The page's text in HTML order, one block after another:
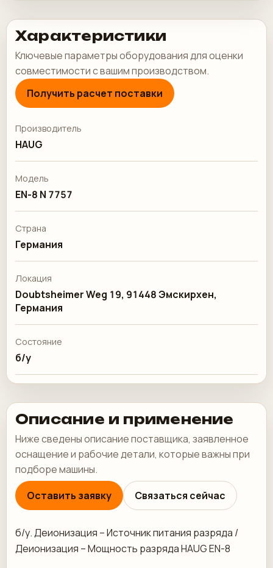
Характеристики
Ключевые параметры оборудования для оценки
совместимости с вашим производством.
Получить расчет поставки
Производитель
HAUG
Модель
EN-8 N 7757
Страна
Германия
Локация
Doubtsheimer Weg 19, 91448 Эмскирхен,
Германия
Состояние
б/у
Описание и применение
Ниже сведены описание поставщика, заявленное
оснащение и рабочие детали, которые важны при
подборе машины.
Оставить заявку
Связаться сейчас
б/у. Деионизация – Источник питания разряда /
Деионизация – Мощность разряда HAUG EN-8